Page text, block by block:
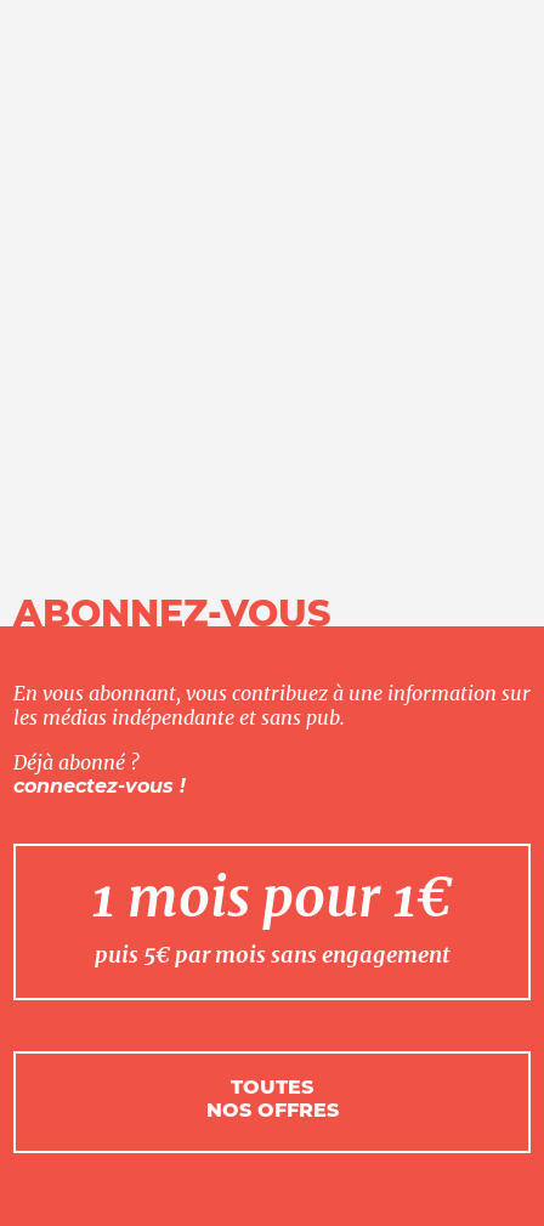
ABONNEZ-VOUS
En vous abonnant, vous contribuez à une information sur
les médias indépendante et sans pub.
Déjà abonné ?
connectez-vous !
1 mois pour 1€
puis 5€ par mois sans engagement
TOUTES
NOS OFFRES